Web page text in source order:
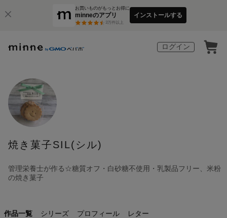
お買いものがもっとお得に
minneのアプリ
3万件以上
インストールする
ログイン
焼き菓子SIL(シル)
管理栄養士が作る☆糖質オフ・白砂糖不使用・乳製品フリー、米粉
の焼き菓子
作品一覧 シリーズ プロフィール レター